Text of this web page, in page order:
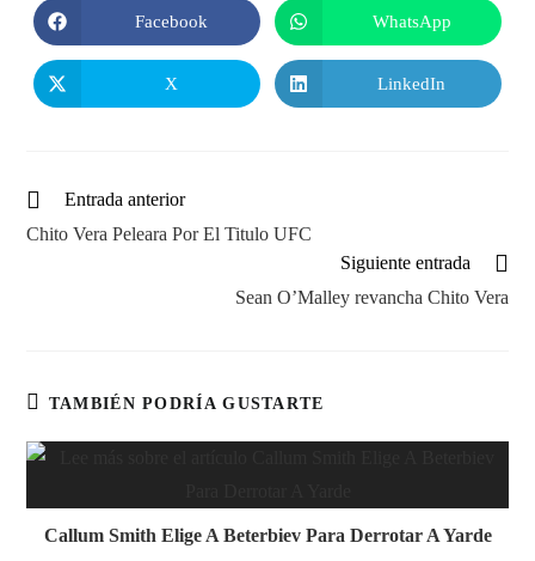
CONTENIDO
Se
abre
en
una
nueva
ventana
Facebook
Se
abre
en
una
nueva
ventana
WhatsApp
abre
X
Se
abre
LinkedIn
Leer
artículos
Entrada anterior
Chito Vera Peleara Por El Titulo UFC
Siguiente entrada
Sean O’Malley revancha Chito Vera
TAMBIÉN PODRÍA GUSTARTE
Callum Smith Elige A Beterbiev Para Derrotar A Yarde